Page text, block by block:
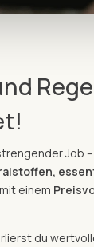
Job
einem
du